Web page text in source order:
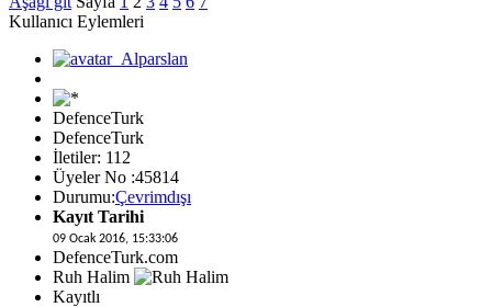
Kullanıcı Eylemleri
DefenceTurk
DefenceTurk
İletiler: 112
Üyeler No :45814
Durumu:Çevrimdışı
Kayıt Tarihi
09 Ocak 2016, 15:33:06
DefenceTurk.com
Ruh Halim
Kayıtlı